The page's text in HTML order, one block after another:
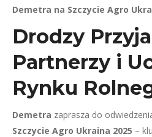
Demetra na Szczycie Agro
Drodzy
Partnerzy i
Rynku
Demetra zaprasza do
Szczycie Agro Ukraina 2025 –